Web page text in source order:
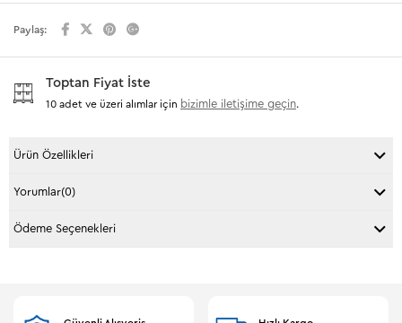
Paylaş:
Toptan Fiyat İste
10 adet ve üzeri alımlar için bizimle iletişime geçin.
Ürün Özellikleri
Yorumlar(0)
Ödeme Seçenekleri